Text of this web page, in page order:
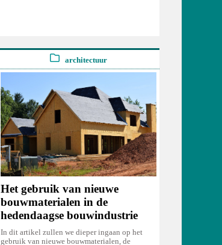
architectuur
Het gebruik van nieuwe
bouwmaterialen in de
hedendaagse bouwindustrie
In dit artikel zullen we dieper ingaan op het
gebruik van nieuwe bouwmaterialen, de